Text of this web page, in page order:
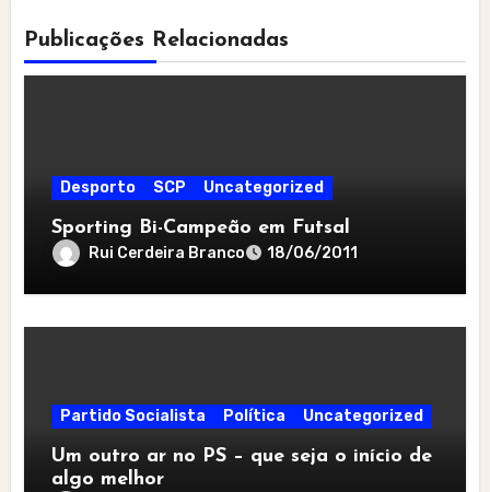
Publicações Relacionadas
Desporto SCP Uncategorized
Sporting Bi-Campeão em Futsal
Rui Cerdeira Branco 18/06/2011
Partido Socialista Política Uncategorized
Um outro ar no PS – que seja o início de
algo melhor